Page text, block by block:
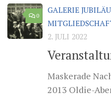
0
GALERIE
2. JULI 2022
Maskerade
2013 Oldie-